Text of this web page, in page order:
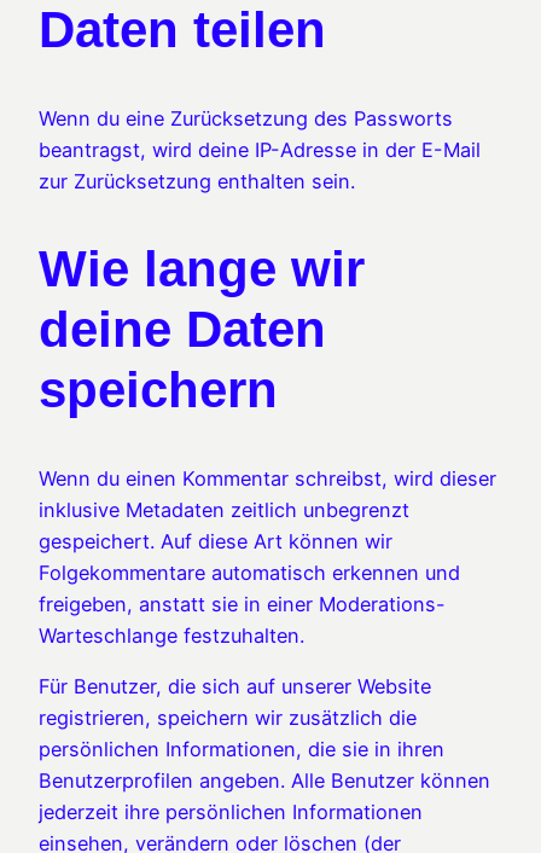
Daten teilen
Wenn du eine Zurücksetzung des Passworts
beantragst, wird deine IP-Adresse in der E-Mail
zur Zurücksetzung enthalten sein.
Wie lange wir
deine Daten
speichern
Wenn du einen Kommentar schreibst, wird dieser
inklusive Metadaten zeitlich unbegrenzt
gespeichert. Auf diese Art können wir
Folgekommentare automatisch erkennen und
freigeben, anstatt sie in einer Moderations-
Warteschlange festzuhalten.
Für Benutzer, die sich auf unserer Website
registrieren, speichern wir zusätzlich die
persönlichen Informationen, die sie in ihren
Benutzerprofilen angeben. Alle Benutzer können
jederzeit ihre persönlichen Informationen
einsehen, verändern oder löschen (der